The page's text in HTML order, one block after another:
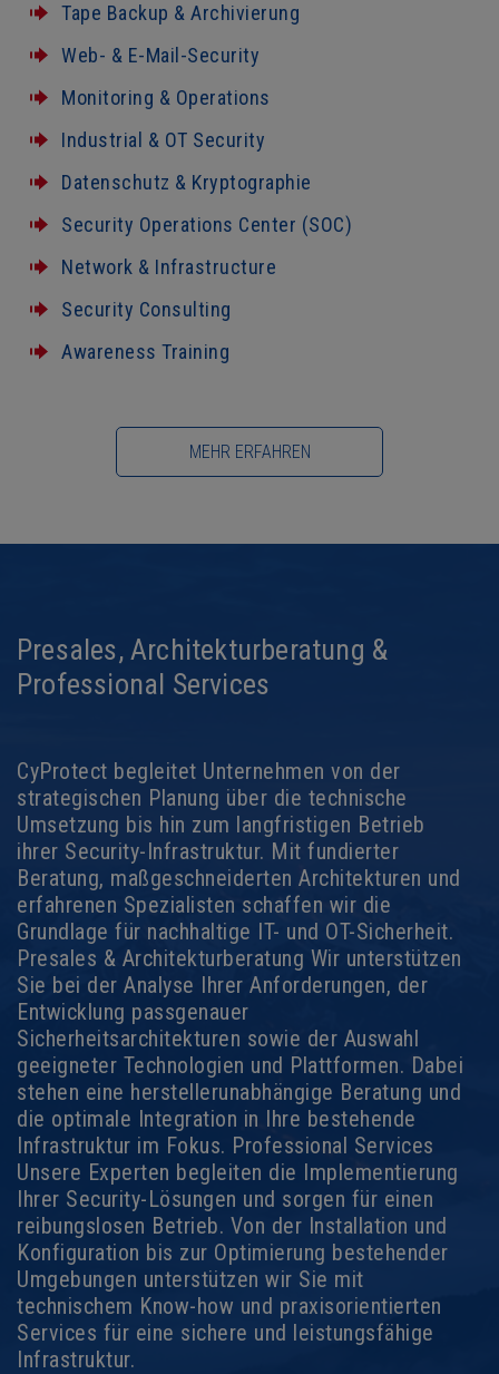
Tape Backup & Archivierung
Web- & E-Mail-Security
Monitoring & Operations
Industrial & OT Security
Datenschutz & Kryptographie
Security Operations Center (SOC)
Network & Infrastructure
Security Consulting
Awareness Training
MEHR ERFAHREN
Presales, Architekturberatung &
Professional Services
CyProtect begleitet Unternehmen von der
strategischen Planung über die technische
Umsetzung bis hin zum langfristigen Betrieb
ihrer Security-Infrastruktur. Mit fundierter
Beratung, maßgeschneiderten Architekturen und
erfahrenen Spezialisten schaffen wir die
Grundlage für nachhaltige IT- und OT-Sicherheit.
Presales & Architekturberatung Wir unterstützen
Sie bei der Analyse Ihrer Anforderungen, der
Entwicklung passgenauer
Sicherheitsarchitekturen sowie der Auswahl
geeigneter Technologien und Plattformen. Dabei
stehen eine herstellerunabhängige Beratung und
die optimale Integration in Ihre bestehende
Infrastruktur im Fokus. Professional Services
Unsere Experten begleiten die Implementierung
Ihrer Security-Lösungen und sorgen für einen
reibungslosen Betrieb. Von der Installation und
Konfiguration bis zur Optimierung bestehender
Umgebungen unterstützen wir Sie mit
technischem Know-how und praxisorientierten
Services für eine sichere und leistungsfähige
Infrastruktur.